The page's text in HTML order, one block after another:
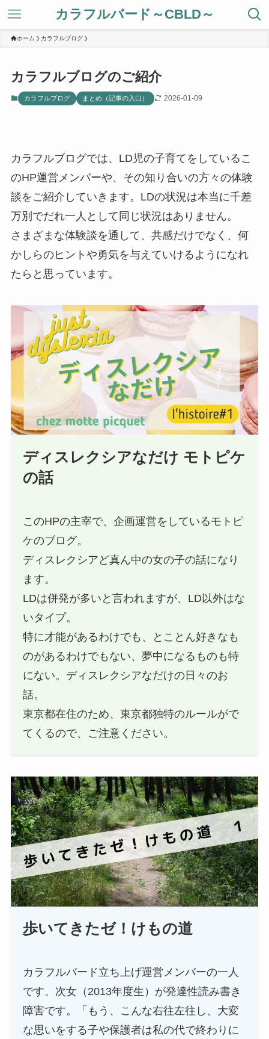
カラフルバード～CBLD～
ホーム カラフルブログ
カラフルブログのご紹介
カラフルブログ まとめ（記事の入口） 2026-01-09
カラフルブログでは、LD児の子育てをしているこ
のHP運営メンバーや、その知り合いの方々の体験
談をご紹介していきます。LDの状況は本当に千差
万別でだれ一人として同じ状況はありません。
さまざまな体験談を通して、共感だけでなく、何
かしらのヒントや勇気を与えていけるようになれ
たらと思っています。
ディスレクシアなだけ モトピケ
の話
このHPの主宰で、企画運営をしているモトピ
ケのブログ。
ディスレクシアど真ん中の女の子の話になり
ます。
LDは併発が多いと言われますが、LD以外はな
いタイプ。
特に才能があるわけでも、とことん好きなも
のがあるわけでもない、夢中になるものも特
にない。ディスレクシアなだけの日々のお
話。
東京都在住のため、東京都独特のルールがで
てくるので、ご注意ください。
歩いてきたゼ！けもの道
カラフルバード立ち上げ運営メンバーの一人
です。次女（2013年度生）が発達性読み書き
障害です。「もう、こんな右往左往し、大変
な思いをする子や保護者は私の代で終わりに